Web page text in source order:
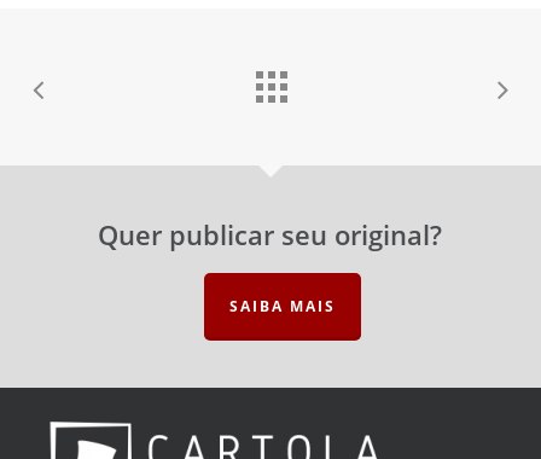
Quer publicar seu original?
SAIBA MAIS